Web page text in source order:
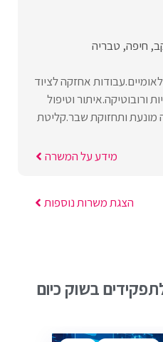
חיפה טבריה
אחזקה לציוד
ורובוטיקה.איתור וטיפול
מונעת ותחזוקת שבר.קליטת
מידע על המשרה
הצגת משרות נוספות
בשוק כיום